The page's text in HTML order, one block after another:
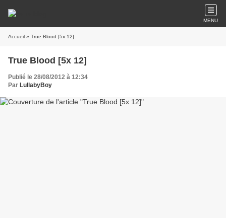
MENU
Accueil » True Blood [5x 12]
True Blood [5x 12]
Publié le 28/08/2012 à 12:34
Par LullabyBoy